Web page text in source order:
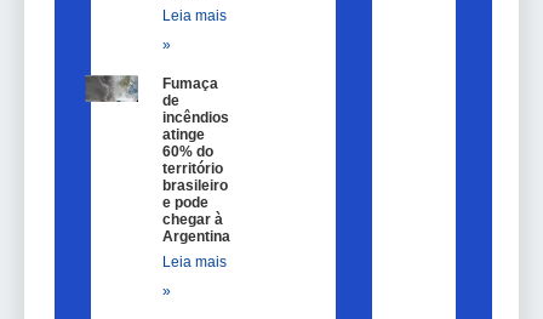
Leia mais
»
Fumaça
de
incêndios
atinge
60% do
território
brasileiro
e pode
chegar à
Argentina
Leia mais
»